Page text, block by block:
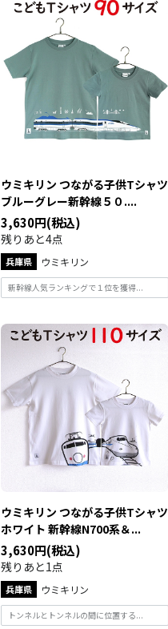
ウミキリン つながる子供Tシャツ
ブルーグレー新幹線５０....
3,630円(税込)
残りあと4点
兵庫県 ウミキリン
新幹線人気ランキングで１位を獲得...
ウミキリン つながる子供Tシャツ
ホワイト 新幹線N700系＆...
3,630円(税込)
残りあと1点
兵庫県 ウミキリン
トンネルとトンネルの間に位置する...